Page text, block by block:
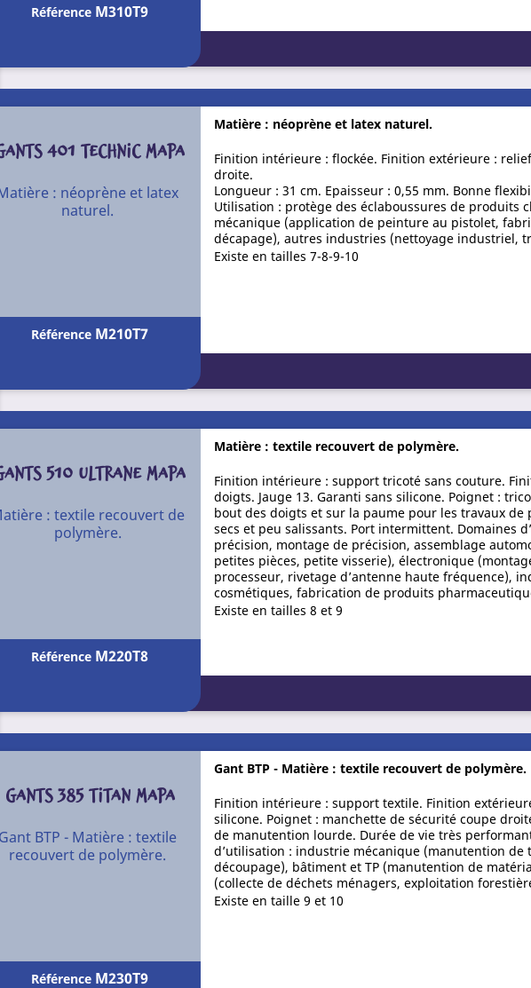
Référence M310T9
Matière : néoprène et latex naturel.
Finition intérieure : flockée. Finition extérieure :
droite.
Longueur : 31 cm. Epaisseur : 0,55 mm. Bonne
Utilisation : protège des éclaboussures de produits
mécanique (application de peinture au pistolet,
décapage), autres industries (nettoyage industriel,
Existe en tailles 7-8-9-10
401 TECHNIC MAPA
: néoprène et latex
naturel.
Référence M210T7
Matière : textile recouvert de polymère.
Finition intérieure : support tricoté sans couture.
doigts. Jauge 13. Garanti sans silicone. Poignet :
bout des doigts et sur la paume pour les travaux
secs et peu salissants. Port intermittent. Domaines
précision, montage de précision, assemblage
petites pièces, petite visserie), électronique
processeur, rivetage d’antenne haute fréquence),
cosmétiques, fabrication de produits
Existe en tailles 8 et 9
510 ULTRANE MAPA
: textile recouvert de
polymère.
Référence M220T8
Gant BTP - Matière : textile recouvert de polymère.
Finition intérieure : support textile. Finition
silicone. Poignet : manchette de sécurité coupe
de manutention lourde. Durée de vie très
d’utilisation : industrie mécanique (manutention de
découpage), bâtiment et TP (manutention de
(collecte de déchets ménagers, exploitation
Existe en taille 9 et 10
GANTS 385 TITAN MAPA
BTP - Matière : textile
recouvert de polymère.
Référence M230T9